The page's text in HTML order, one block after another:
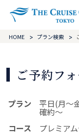
HOME プラン検索
ご予約フ
プラン 平日(月～
確約～
コース
プレミア